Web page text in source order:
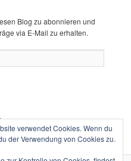
Blog zu abonnieren und
via E-Mail zu erhalten.
an
verwendet Cookies. Wenn du
der Verwendung von Cookies zu.